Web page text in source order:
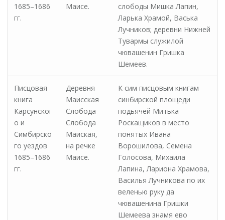
1685–1686
гг.
Маисе.
слободы Мишка Лапин,
Ларька Храмой, Васька
Лучников; деревни Нижней
Тувармы служилой
чювашенин Гришка
Шемеев.
Писцовая
книга
Карсунског
о и
Симбирско
го уездов
1685–1686
гг.
Деревня
Маисская
Слобода
Слобода
Маиская,
на речке
Маисе.
К сим писцовым книгам
синбирской площеди
подьячей Митька
Роскащиков в место
понятых Ивана
Ворошилова, Семена
Голосова, Михаила
Лапина, Лариона Храмова,
Василья Лучникова по их
веленью руку да
чювашенина Гришки
Шемеева знамя ево